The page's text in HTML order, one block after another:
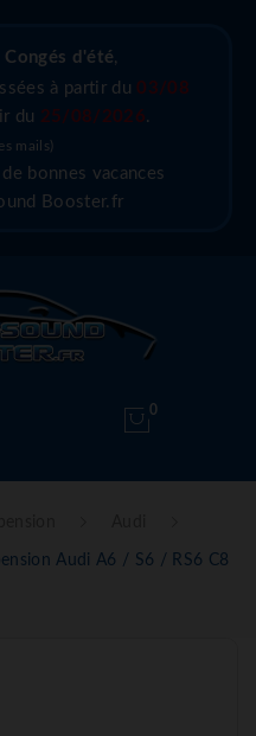
Congés d'été,
à partir du 03/08
du 25/08/2026.
mails)
bonnes vacances
Booster.fr
0
Audi A6 / S6 / RS6 C8